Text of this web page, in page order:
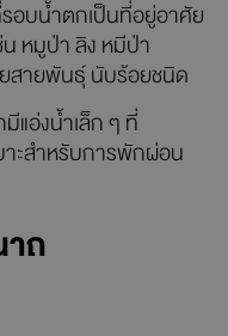
มีเส้นทางเดินเท้าเพื่อ
ผ่านป่าดิบชื้นที่อุดม
ากหลาย เช่น ไทร
ขาว ซึ่งเป็นพันธุ์ไม้หา
ป็นแห่งแรก
บน้ำตกเป็นที่อยู่อาศัย